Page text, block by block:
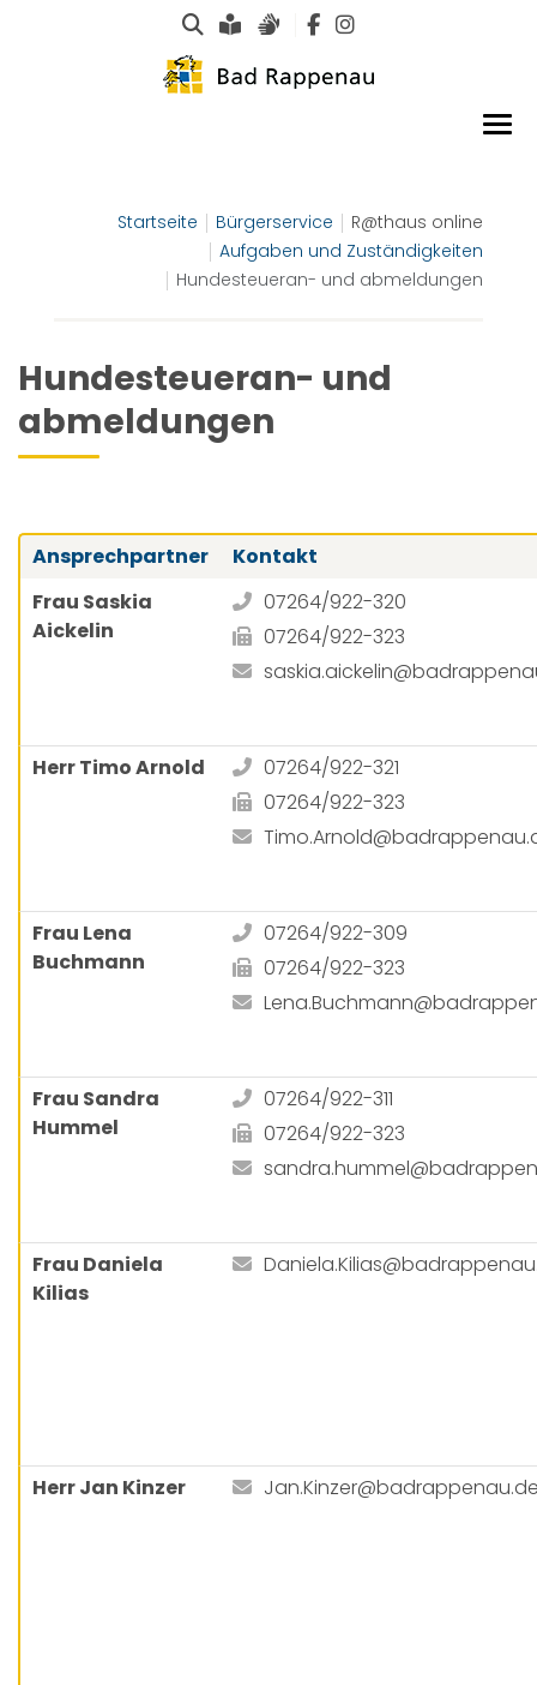
Suche
Leichte Sprache
Gebärdensprachen
Startseite Bürgerservice
R@thaus online
Aufgaben und Zuständigkeiten
Hundesteueran- und abmeldungen
Hundesteueran- und
abmeldungen
Ansprechpartner
Kontakt
Frau Saskia
Aickelin
07264/922-320
07264/922-323
Herr Timo Arnold
07264/922-321
07264/922-323
Frau Lena
Buchmann
07264/922-309
07264/922-323
Frau Sandra
Hummel
07264/922-311
07264/922-323
Frau Daniela
Kilias
Herr Jan Kinzer